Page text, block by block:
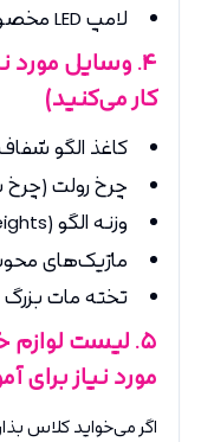
لامپ LED مخصوص کارگاه با نور روز
۴. وسایل مورد
کار می‌کنید)
کاغذ الگو شفاف
چرخ رولت (چرخ
وزنه الگو (Pattern Weights) به‌جای سنجاق
ماژیک‌های
تخته مات بزرگ
۵. لیست لوازم
مورد نیاز برای
اگر می‌خواید کلاس